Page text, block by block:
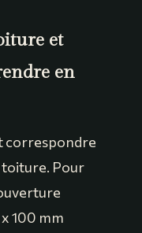
et
en
correspondre
toiture. Pour
100 mm